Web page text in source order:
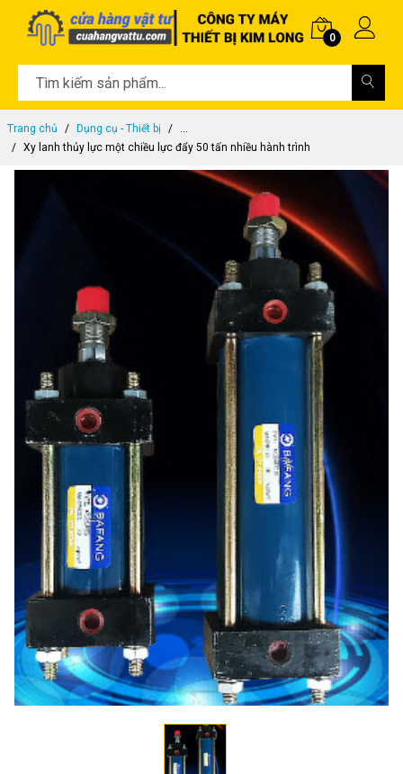
0
Trang chủ Dụng cụ - Thiết bị
...
Xy lanh thủy lực một chiều lực đẩy 50 tấn nhiều hành trình